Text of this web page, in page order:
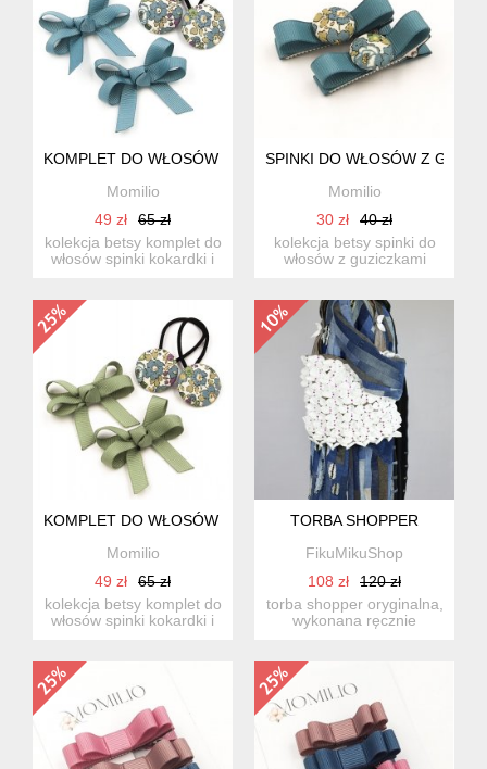
KOMPLET DO WŁOSÓW GUMKI I SPINKI BETSY
Momilio
49 zł
65 zł
kolekcja betsy komplet do
włosów spinki kokardki i
SPINKI DO WŁOSÓW Z
Momilio
30 zł
40 zł
kolekcja betsy spinki do
włosów z guziczkami
KOMPLET DO WŁOSÓW GUMKI I SPINKI BETSY
Momilio
49 zł
65 zł
kolekcja betsy komplet do
włosów spinki kokardki i
TORBA SHOPPER
FikuMikuShop
108 zł
120 zł
torba shopper oryginalna,
wykonana ręcznie